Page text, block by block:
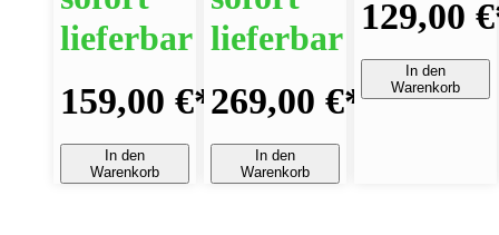
lieferbar
159,00 €*
In den
Warenkorb
lieferbar
269,00 €*
In den
Warenkorb
129,00 €
In den
Warenkorb